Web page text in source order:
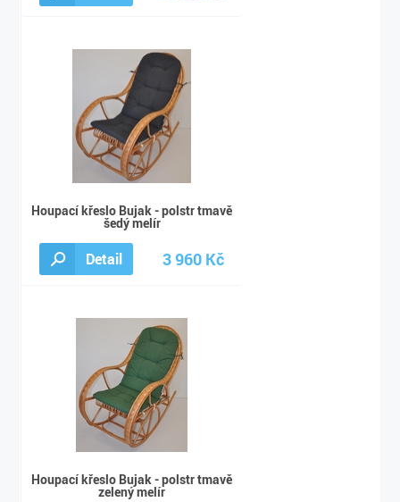
Houpací křeslo Bujak - polstr tmavě
šedý melír
Detail 3 960 Kč
Houpací křeslo Bujak - polstr tmavě
zelený melír